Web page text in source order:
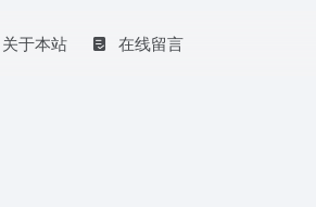
关于本站 在线留言